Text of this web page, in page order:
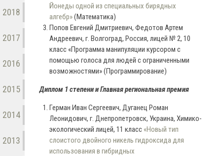
2018
2017
2016
2015
2014
2013
Йонеды одной из специальных бирядных
алгебр»(Математика)
Попов Евгений Дмитриевич, Федотов Артем
Андреевич, г. Волгоград, Россия, лицей № 2, 10
класс «Программа манипуляции курсором с
помощью голоса для людей с ограниченными
возможностями» (Программирование)
Диплом 1 степени и Главная региональная премия
Герман Иван Сергеевич, Дуганец Роман
Леонидович, г. Днепропетровск, Украина, Химико-
экологический лицей, 11 класс «Новый тип
слоистого двойного никель гидроксида для
использования в гибридных